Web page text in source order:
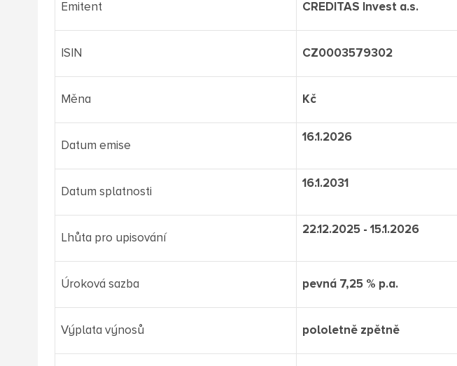
Emitent CREDITAS Invest a.s.
ISIN CZ0003579302
Měna Kč
Datum emise
16.1.2026
Datum splatnosti
16.1.2031
Lhůta pro upisování
22.12.2025 - 15.1.2026
Úroková sazba pevná 7,25 % p.a.
Výplata výnosů pololetně zpětně